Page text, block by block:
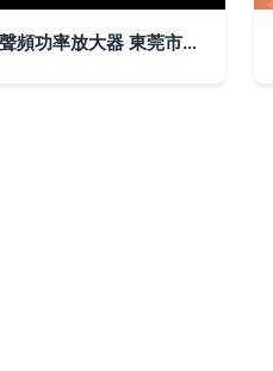
D1205.1A 五聲道高保真聲頻功率放大器 東莞市惠威音響燈光工程公司的音質革新之作